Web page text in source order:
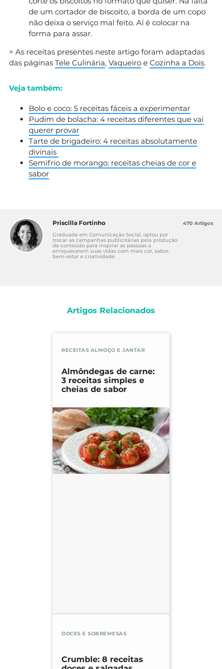
de um cortador de biscoito, a borda de um copo
não deixa o serviço mal feito. Aí é colocar na
forma para assar.
> As receitas presentes neste artigo foram adaptadas
das páginas Tele Culinária, Vaqueiro e Cozinha a Dois.
Veja também:
Bolo e coco: 5 receitas fáceis a experimentar
Pudim de bolacha: 4 receitas diferentes que vai
querer provar
Tarte de brigadeiro: 4 receitas absolutamente
divinais
Semifrio de morango: receitas cheias de cor e
sabor
Priscilla Fortinho
Graduada em Comunicação Social, optou por
trocar as campanhas publicitárias pela produção
de conteúdo para inspirar as pessoas a
enriquecerem suas vidas com mais cor, sabor,
bem-estar e criatividade.
470 Artigos
Artigos Relacionados
RECEITAS ALMOÇO E JANTAR
Almôndegas de carne:
3 receitas simples e
cheias de sabor
DOCES E SOBREMESAS
Crumble: 8 receitas